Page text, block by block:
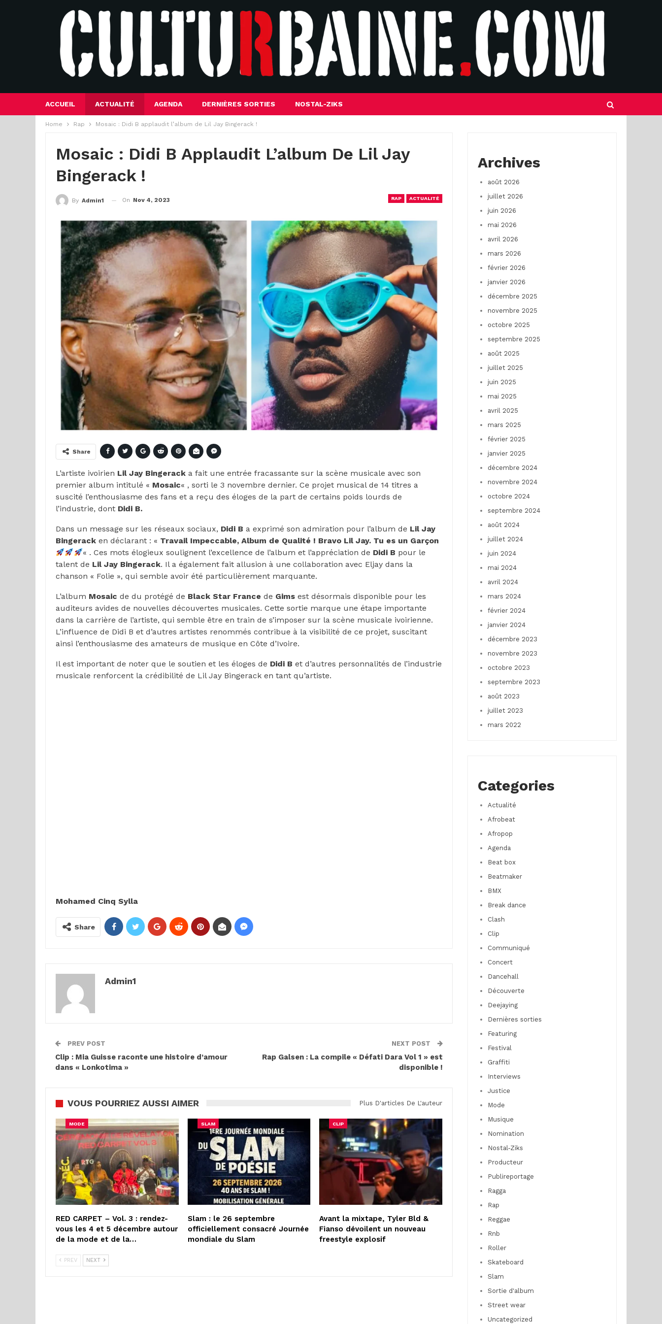
ACCUEIL ACTUALITÉ AGENDA DERNIÈRES SORTIES NOSTAL-ZIKS
Home Rap Mosaic : Didi B applaudit l’album de Lil Jay Bingerack !
Mosaic : Didi B Applaudit L’album De Lil Jay
Bingerack !
RAP ACTUALITÉ
By Admin1 On Nov 4, 2023
Share
L’artiste ivoirien Lil Jay Bingerack a fait une entrée fracassante sur la scène musicale avec son
premier album intitulé « Mosaic« , sorti le 3 novembre dernier. Ce projet musical de 14 titres a
suscité l’enthousiasme des fans et a reçu des éloges de la part de certains poids lourds de
l’industrie, dont Didi B.
Dans un message sur les réseaux sociaux, Didi B a exprimé son admiration pour l’album de Lil Jay
Bingerack en déclarant : « Travail Impeccable, Album de Qualité ! Bravo Lil Jay. Tu es un Garçon
« . Ces mots élogieux soulignent l’excellence de l’album et l’appréciation de Didi B pour le
talent de Lil Jay Bingerack. Il a également fait allusion à une collaboration avec Eljay dans la
chanson « Folie », qui semble avoir été particulièrement marquante.
L’album Mosaic de du protégé de Black Star France de Gims est désormais disponible pour les
auditeurs avides de nouvelles découvertes musicales. Cette sortie marque une étape importante
dans la carrière de l’artiste, qui semble être en train de s’imposer sur la scène musicale ivoirienne.
L’influence de Didi B et d’autres artistes renommés contribue à la visibilité de ce projet, suscitant
ainsi l’enthousiasme des amateurs de musique en Côte d’Ivoire.
Il est important de noter que le soutien et les éloges de Didi B et d’autres personnalités de l’industrie
musicale renforcent la crédibilité de Lil Jay Bingerack en tant qu’artiste.
Mohamed Cinq Sylla
Share
Admin1
PREV POST
Clip : Mia Guisse raconte une histoire d’amour
dans « Lonkotima »
NEXT POST
Rap Galsen : La compile « Défati Dara Vol 1 » est
disponible !
VOUS POURRIEZ AUSSI AIMER Plus D'articles De L'auteur
MODE
RED CARPET – Vol. 3 : rendez-
vous les 4 et 5 décembre autour
de la mode et de la…
SLAM
Slam : le 26 septembre
officiellement consacré Journée
mondiale du Slam
CLIP
Avant la mixtape, Tyler Bld &
Fianso dévoilent un nouveau
freestyle explosif
PREV NEXT
Archives
août 2026
juillet 2026
juin 2026
mai 2026
avril 2026
mars 2026
février 2026
janvier 2026
décembre 2025
novembre 2025
octobre 2025
septembre 2025
août 2025
juillet 2025
juin 2025
mai 2025
avril 2025
mars 2025
février 2025
janvier 2025
décembre 2024
novembre 2024
octobre 2024
septembre 2024
août 2024
juillet 2024
juin 2024
mai 2024
avril 2024
mars 2024
février 2024
janvier 2024
décembre 2023
novembre 2023
octobre 2023
septembre 2023
août 2023
juillet 2023
mars 2022
Categories
Actualité
Afrobeat
Afropop
Agenda
Beat box
Beatmaker
BMX
Break dance
Clash
Clip
Communiqué
Concert
Dancehall
Découverte
Deejaying
Dernières sorties
Featuring
Festival
Graffiti
Interviews
Justice
Mode
Musique
Nomination
Nostal-Ziks
Producteur
Publireportage
Ragga
Rap
Reggae
Rnb
Roller
Skateboard
Slam
Sortie d'album
Street wear
Uncategorized